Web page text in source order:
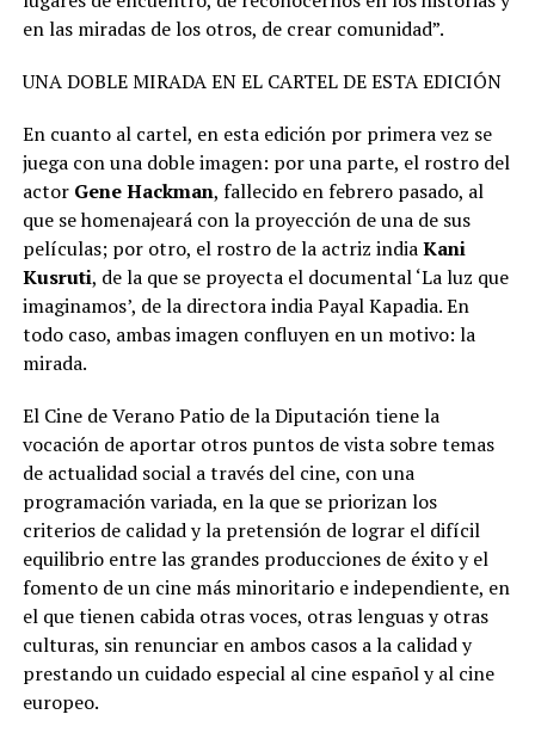
en las miradas de los otros, de crear comunidad”.
UNA DOBLE MIRADA EN EL CARTEL DE ESTAEDICIÓN
En cuanto al cartel, en esta edición por primera vez se
juega con una doble imagen: por una parte, el rostro del
actor Gene Hackman, fallecido en febrero pasado, al
que se homenajeará con la proyección de una de sus
películas; por otro, el rostro de la actriz indiaKani
Kusruti, de la que se proyecta el documental ‘La luz que
imaginamos’, de la directora india Payal Kapadia. En
todo caso, ambas imagen confluyen en un motivo: la
mirada.
El Cine de Verano Patio de la Diputación tiene la
vocación de aportar otros puntos de vista sobre temas
de actualidad social a través del cine, con una
programación variada, en la que se priorizan los
criterios de calidad y la pretensión de lograr el difícil
equilibrio entre las grandes producciones de éxito y el
fomento de un cine más minoritario e independiente, en
el que tienen cabida otras voces, otras lenguas y otras
culturas, sin renunciar en ambos casos a la calidad y
prestando un cuidado especial al cine español y al cine
europeo.